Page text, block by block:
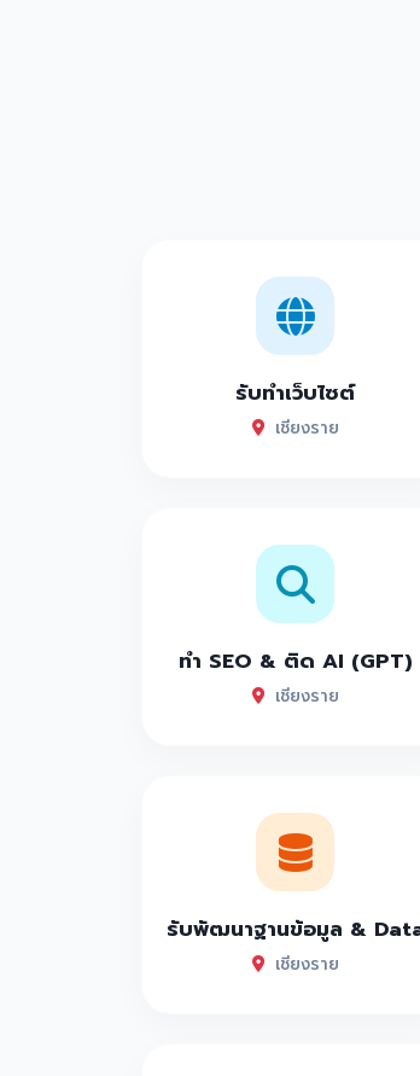
รับทำเว็บไซต์
เชียงราย
ทำ SEO & ติด AI (GPT)
เชียงราย
รับพัฒนาฐานข้อมูล &
เชียงราย